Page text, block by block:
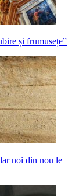
și frumusețe”
noi din nou le